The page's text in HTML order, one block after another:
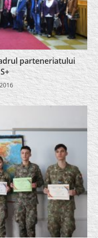
parteneriatului